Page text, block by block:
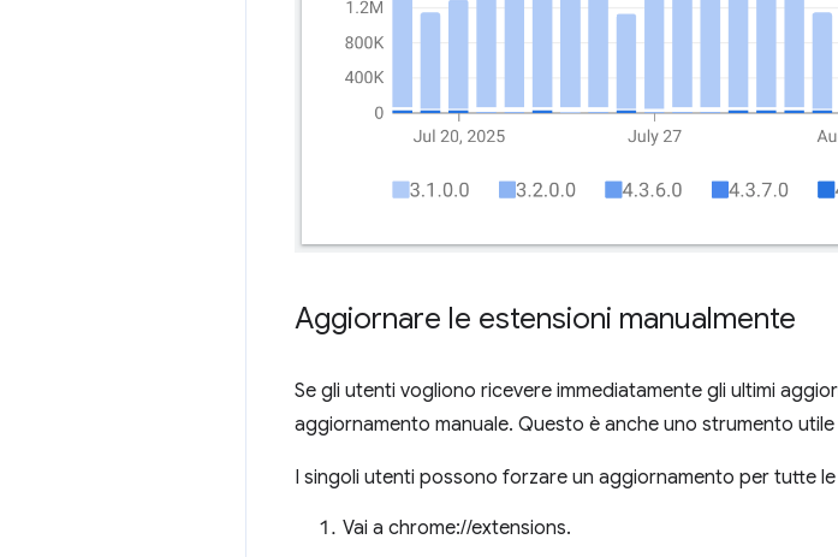
Aggiornare le estensioni manualmente
Se gli utenti vogliono ricevere immediatamente gli ultimi
aggiornamento manuale. Questo è anche uno strumento
I singoli utenti possono forzare un aggiornamento per tutte
Vai a chrome://extensions.